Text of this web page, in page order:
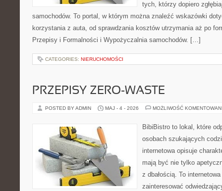
tych, którzy dopiero
samochodów. To portal, w którym można znaleźć wskazówki
korzystania z auta, od sprawdzania kosztów utrzymania aż po
Przepisy i Formalności i Wypożyczalnia samochodów. […]
CATEGORIES: NIERUCHOMOŚCI
PRZEPISY ZERO-WASTE
POSTED BY ADMIN MAJ - 4 - 2026 MOŻLIWOŚĆ
BibiBistro to lokal, które
osobach szukających
internetowa opisuje
mają być nie tylko
z dbałością. To
zainteresować